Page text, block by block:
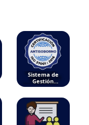
Sistema de
Gestión
Antisoborno